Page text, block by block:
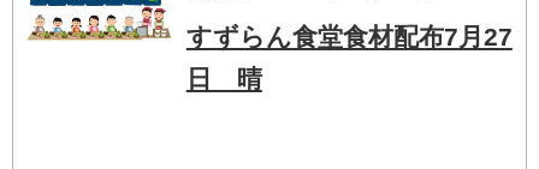
すずらん食堂食材配布7月27
日 晴